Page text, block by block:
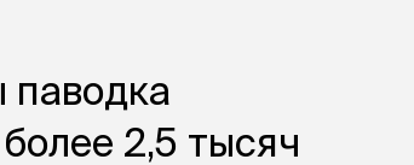
паводка
2,5 тысяч